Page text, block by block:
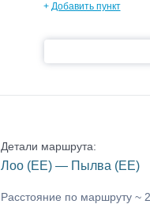
+ Добавить пункт
Детали маршрута:
Лоо (EE) — Пылва (EE)
Расстояние по маршруту ~